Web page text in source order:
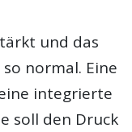
und das
normal. Eine
integrierte
soll den Druck